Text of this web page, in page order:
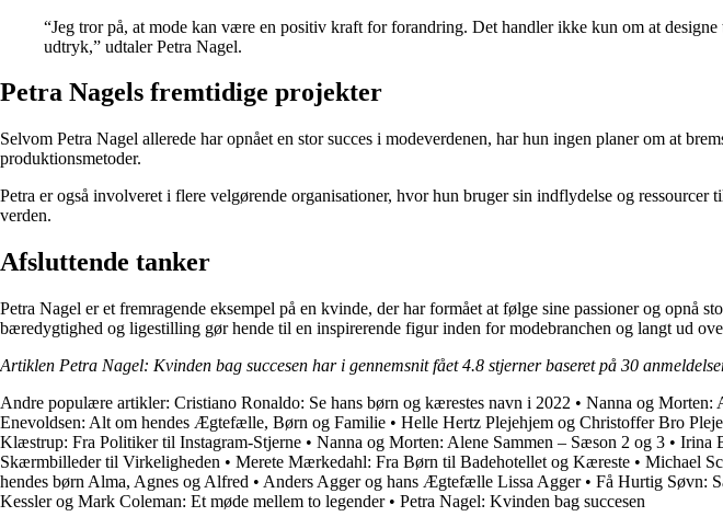
“Jeg tror på, at mode kan være en positiv kraft for forandring. Det handler ikke kun om at
udtryk,” udtaler Petra Nagel.
Petra Nagels fremtidige projekter
Selvom Petra Nagel allerede har opnået en stor succes i modeverdenen, har hun ingen planer om at
produktionsmetoder.
Petra er også involveret i flere velgørende organisationer, hvor hun bruger sin indflydelse og
verden.
Afsluttende tanker
Petra Nagel er et fremragende eksempel på en kvinde, der har formået at følge sine passioner og opnå
bæredygtighed og ligestilling gør hende til en inspirerende figur inden for modebranchen og langt ud
Artiklen Petra Nagel: Kvinden bag succesen har i gennemsnit fået4.8 stjerner baseret på 30
Andre populære artikler: Cristiano Ronaldo: Se hans børn og kærestes navn i 2022 • Nanna og Morten:
Enevoldsen: Alt om hendes Ægtefælle, Børn og Familie • Helle Hertz Plejehjem og Christoffer Bro
Klæstrup: Fra Politiker til Instagram-Stjerne • Nanna og Morten: Alene Sammen – Sæson 2 og 3 • Irina
Skærmbilleder til Virkeligheden • Merete Mærkedahl: Fra Børn til Badehotellet og Kæreste • Michael
hendes børn Alma, Agnes og Alfred • Anders Agger og hans Ægtefælle Lissa Agger• Få Hurtig Søvn:
Kessler og Mark Coleman: Et møde mellem to legender• Petra Nagel: Kvinden bag succesen